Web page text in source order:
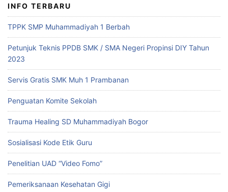
INFO TERBARU
TPPK SMP Muhammadiyah 1 Berbah
Petunjuk Teknis PPDB SMK / SMA Negeri Propinsi DIY Tahun
2023
Servis Gratis SMK Muh 1 Prambanan
Penguatan Komite Sekolah
Trauma Healing SD Muhammadiyah Bogor
Sosialisasi Kode Etik Guru
Penelitian UAD “Video Fomo”
Pemeriksanaan Kesehatan Gigi